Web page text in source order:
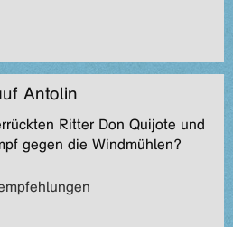
Antolin
Ritter Don Quijote und
gegen die Windmühlen?